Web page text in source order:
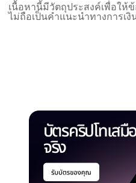
เนื้อหานี้มีวัตถุประสงค์เพื่อให้
ไม่ถือเป็นคำแนะนำทางการเ